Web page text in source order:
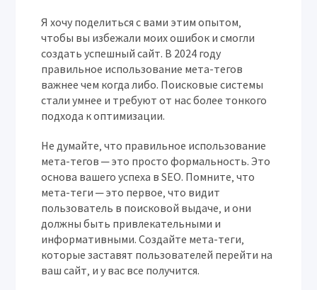
Я хочу поделиться с вами этим опытом‚
чтобы вы избежали моих ошибок и смогли
создать успешный сайт. В 2024 году
правильное использование мета-тегов
важнее чем когда либо. Поисковые системы
стали умнее и требуют от нас более тонкого
подхода к оптимизации.
Не думайте‚ что правильное использование
мета-тегов ─ это просто формальность. Это
основа вашего успеха в SEO. Помните‚ что
мета-теги ─ это первое‚ что видит
пользователь в поисковой выдаче‚ и они
должны быть привлекательными и
информативными. Создайте мета-теги‚
которые заставят пользователей перейти на
ваш сайт‚ и у вас все получится.